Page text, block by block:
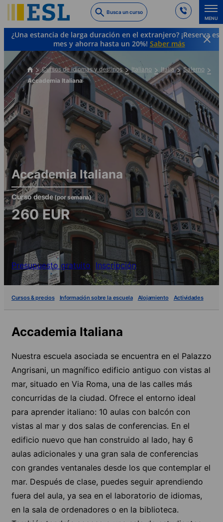
to
main
content
Busca un curso
MENU
¿Una estancia de larga duración en el extranjero? ¡Reserva
mes y ahorra hasta un 20%! Saber más
Cursos de idiomas y destinos Italiano Italia
Salerno
Accademia Italiana
Accademia Italiana
Curso desde(por semana)
260EUR
Presupuesto gratuito Inscripción
Cursos & precios Información sobre la escuela Alojamiento Actividades
Accademia Italiana
Nuestra escuela asociada se encuentra en el Palazzo
Angrisani, un magnífico edificio antiguo con vistas al
mar, situado en Via Roma, una de las calles más
concurridas de la ciudad. Ofrece el entorno ideal
para aprender italiano: 10 aulas con balcón con
vistas al mar y dos salas de conferencias. En el
edificio nuevo que han construido al lado, hay 6
aulas adicionales y una gran sala de conferencias
con grandes ventanales desde los que contemplar el
mar. Después de clase, puedes seguir aprendiendo
fuera del aula, ya sea en el laboratorio de idiomas,
en la sala de ordenadores o en la biblioteca.